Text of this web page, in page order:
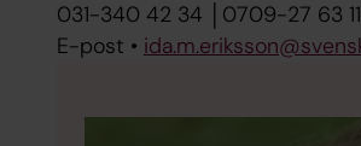
031-340 42 34 │0709-27 63 11
E-post •